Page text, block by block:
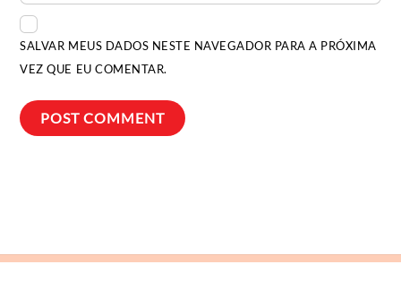
SALVAR MEUS DADOS NESTE NAVEGADOR PARA A PRÓXIMA
VEZ QUE EU COMENTAR.